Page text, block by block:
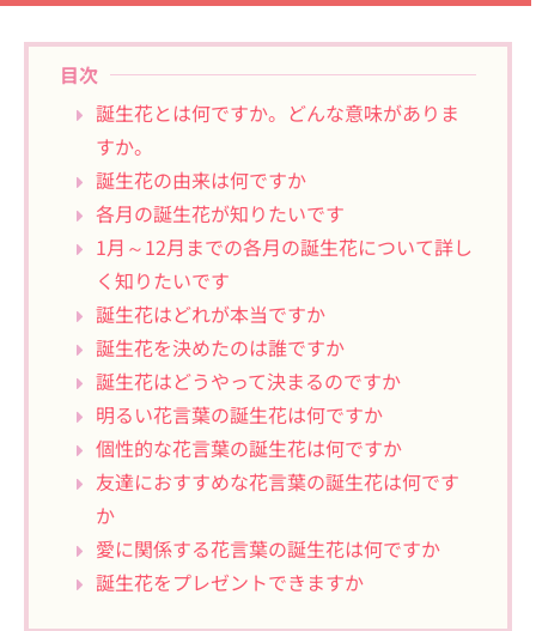
目次
誕生花とは何ですか。どんな意味がありま
すか。
誕生花の由来は何ですか
各月の誕生花が知りたいです
1月～12月までの各月の誕生花について詳し
く知りたいです
誕生花はどれが本当ですか
誕生花を決めたのは誰ですか
誕生花はどうやって決まるのですか
明るい花言葉の誕生花は何ですか
個性的な花言葉の誕生花は何ですか
友達におすすめな花言葉の誕生花は何です
か
愛に関係する花言葉の誕生花は何ですか
誕生花をプレゼントできますか